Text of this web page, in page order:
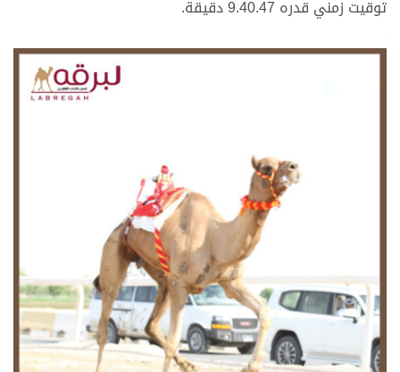
توقيت زمني قدره 9.40.47 دقيقة.